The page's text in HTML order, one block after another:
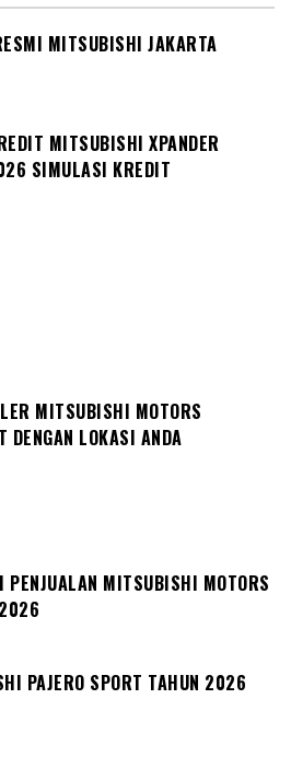
MITSUBISHI JAKARTA
MITSUBISHI XPANDER
SIMULASI KREDIT
MITSUBISHI MOTORS
DENGAN LOKASI ANDA
PENJUALAN MITSUBISHI MOTORS
PAJERO SPORT TAHUN 2026